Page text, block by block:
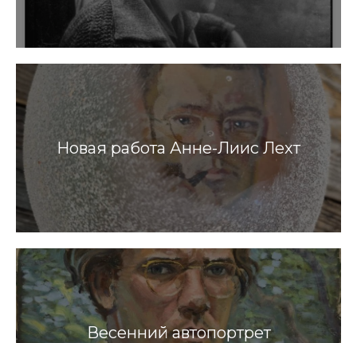
Новая работа Анне-Лиис Лехт
Весенний автопортрет